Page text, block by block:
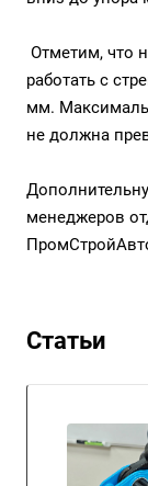
Отметим, что
работать с
мм.
не должна
менеджеров
Статьи